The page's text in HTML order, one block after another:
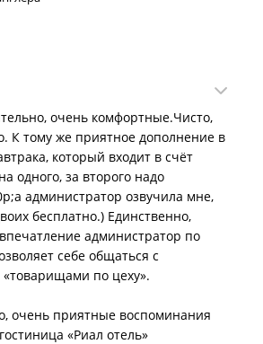
очень комфортные.Чисто,
К тому же приятное дополнение в
который входит в счёт
одного, за второго надо
администратор озвучила мне,
бесплатно.) Единственно,
администратор по
себе общаться с
«товарищами по цеху».
очень приятные воспоминания
«Риал отель»